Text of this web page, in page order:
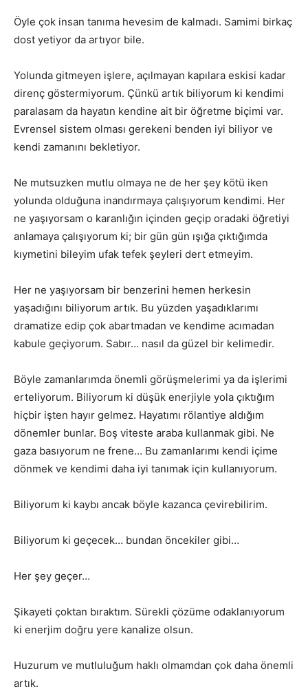
Öyle çok insan tanıma hevesim de kalmadı. Samimi birkaç
dost yetiyor da artıyor bile.
Yolunda gitmeyen işlere, açılmayan kapılara eskisi kadar
direnç göstermiyorum. Çünkü artık biliyorum ki kendimi
paralasam da hayatın kendine ait bir öğretme biçimi var.
Evrensel sistem olması gerekeni benden iyi biliyor ve
kendi zamanını bekletiyor.
Ne mutsuzken mutlu olmaya ne de her şey kötü iken
yolunda olduğuna inandırmaya çalışıyorum kendimi. Her
ne yaşıyorsam o karanlığın içinden geçip oradaki öğretiyi
anlamaya çalışıyorum ki; bir gün gün ışığa çıktığımda
kıymetini bileyim ufak tefek şeyleri dert etmeyim.
Her ne yaşıyorsam bir benzerini hemen herkesin
yaşadığını biliyorum artık. Bu yüzden yaşadıklarımı
dramatize edip çok abartmadan ve kendime acımadan
kabule geçiyorum. Sabır… nasıl da güzel bir kelimedir.
Böyle zamanlarımda önemli görüşmelerimi ya da işlerimi
erteliyorum. Biliyorum ki düşük enerjiyle yola çıktığım
hiçbir işten hayır gelmez. Hayatımı rölantiye aldığım
dönemler bunlar. Boş viteste araba kullanmak gibi. Ne
gaza basıyorum ne frene… Bu zamanlarımı kendi içime
dönmek ve kendimi daha iyi tanımak için kullanıyorum.
Biliyorum ki kaybı ancak böyle kazanca çevirebilirim.
Biliyorum ki geçecek… bundan öncekiler gibi…
Her şey geçer…
Şikayeti çoktan bıraktım. Sürekli çözüme odaklanıyorum
ki enerjim doğru yere kanalize olsun.
Huzurum ve mutluluğum haklı olmamdan çok daha önemli
artık.